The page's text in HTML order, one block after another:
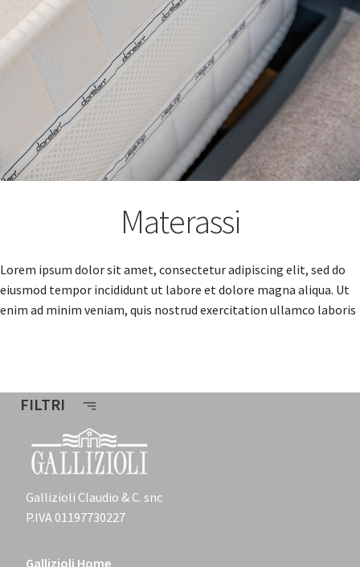
Materassi
Lorem ipsum dolor sit amet, consectetur adipiscing elit, sed do
eiusmod tempor incididunt ut labore et dolore magna aliqua. Ut
enim ad minim veniam, quis nostrud exercitation ullamco laboris
FILTRI
Gallizioli Claudio & C. snc
P.IVA 01197730227
Gallizioli Home